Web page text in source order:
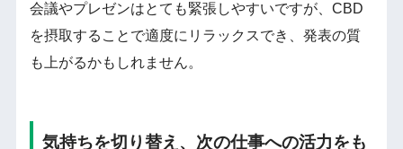
会議やプレゼンはとても緊張しやすいですが、CBD
を摂取することで適度にリラックスでき、発表の質
も上がるかもしれません。
気持ちを切り替え、次の仕事への活力をも